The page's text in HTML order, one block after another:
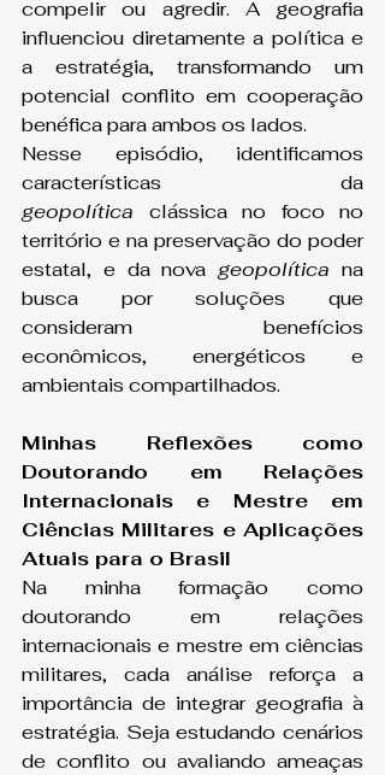
compelir ou agredir. A geografia
influenciou diretamente a política e
a estratégia, transformando um
potencial conflito em cooperação
benéfica para ambos os lados.
Nesse episódio, identificamos
geopolítica clássica no foco no
território e na preservação do poder
estatal, e da nova geopolítica na
busca por soluções que
consideram benefícios
econômicos, energéticos e
ambientais compartilhados.
Minhas Reflexões como
Doutorando em Relações
Internacionais e Mestre em
Ciências Militares e Aplicações
Atuais para o Brasil
Na minha formação como
doutorando em relações
internacionais e mestre em ciências
militares, cada análise reforça a
importância de integrar geografia à
estratégia. Seja estudando cenários
de conflito ou avaliando ameaças